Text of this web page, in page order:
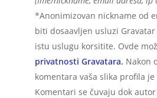
*Anonimizovan nickname od
biti dosaavljen usluzi
istu uslugu korsitite. Ovde
privatnosti Gravatara. Nakon
komentara vaša slika profila
Komentari se čuvaju dok